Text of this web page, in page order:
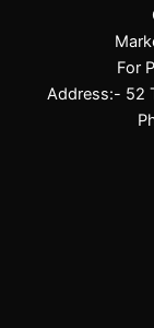
For
Address:- 52